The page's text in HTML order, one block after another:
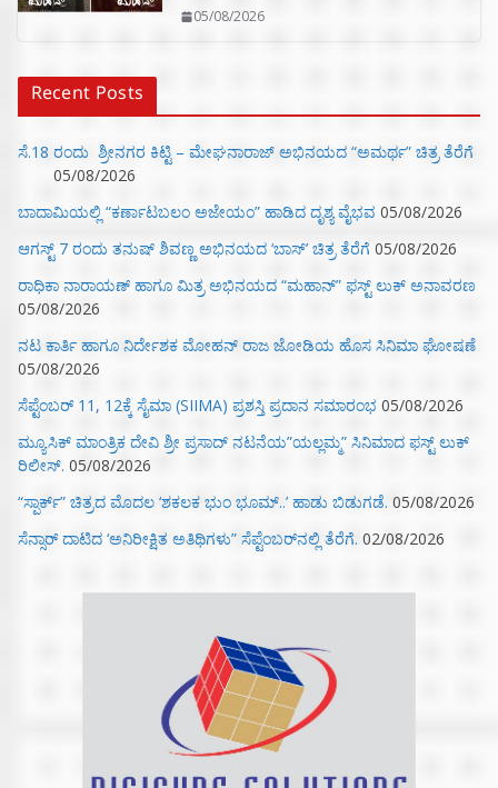
05/08/2026
Recent Posts
ಸೆ.18 ರಂದು ಶ್ರೀನಗರ ಕಿಟ್ಟಿ – ಮೇಘನಾರಾಜ್ ಅಭಿನಯದ “ಅಮರ್ಥ” ಚಿತ್ರ ತೆರೆಗೆ
05/08/2026
ಬಾದಾಮಿಯಲ್ಲಿ “ಕರ್ಣಾಟಬಲಂ ಅಜೇಯಂ” ಹಾಡಿದ ದೃಶ್ಯ ವೈಭವ 05/08/2026
ಆಗಸ್ಟ್ 7 ರಂದು ತನುಷ್ ಶಿವಣ್ಣ ಅಭಿನಯದ ‘ಬಾಸ್’ ಚಿತ್ರ ತೆರೆಗೆ 05/08/2026
ರಾಧಿಕಾ ನಾರಾಯಣ್ ಹಾಗೂ ಮಿತ್ರ ಅಭಿನಯದ “ಮಹಾನ್” ಫಸ್ಟ್ ಲುಕ್ ಅನಾವರಣ
05/08/2026
ನಟ ಕಾರ್ತಿ ಹಾಗೂ ನಿರ್ದೇಶಕ ಮೋಹನ್ ರಾಜ ಜೋಡಿಯ ಹೊಸ ಸಿನಿಮಾ ಘೋಷಣೆ
05/08/2026
ಸೆಪ್ಟೆಂಬರ್ 11, 12ಕ್ಕೆ ಸೈಮಾ (SIIMA) ಪ್ರಶಸ್ತಿ ಪ್ರದಾನ ಸಮಾರಂಭ 05/08/2026
ಮ್ಯೂಸಿಕ್‌ ಮಾಂತ್ರಿಕ ದೇವಿ ಶ್ರೀ ಪ್ರಸಾದ್ ನಟನೆಯ”ಯಲ್ಲಮ್ಮ” ಸಿನಿಮಾದ ಫಸ್ಟ್‌ ಲುಕ್‌
ರಿಲೀಸ್. 05/08/2026
“ಸ್ಪಾರ್ಕ್” ಚಿತ್ರದ ಮೊದಲ‌ ‘ಶಕಲಕ ಭುಂ‌ ಭೂಮ್..’ ಹಾಡು ಬಿಡುಗಡೆ. 05/08/2026
ಸೆನ್ಸಾರ್ ದಾಟಿದ ‘ಅನಿರೀಕ್ಷಿತ ಅತಿಥಿಗಳು” ಸೆಪ್ಟೆಂಬರ್‌ನಲ್ಲಿ ತೆರೆಗೆ. 02/08/2026